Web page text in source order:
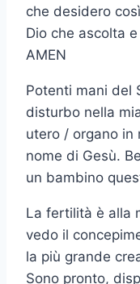
che desidero
Dio che ascolta
AMEN
Potenti mani del
disturbo nella
utero / organo in
nome di Gesù.
un bambino
La fertilità è alla
vedo il
la più grande
Sono pronto,